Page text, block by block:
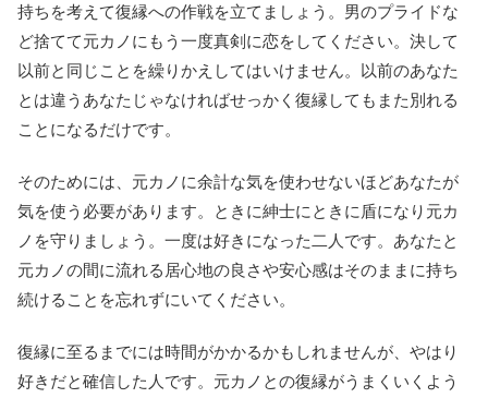
持ちを考えて復縁への作戦を立てましょう。男のプライドな
ど捨てて元カノにもう一度真剣に恋をしてください。決して
以前と同じことを繰りかえしてはいけません。以前のあなた
とは違うあなたじゃなければせっかく復縁してもまた別れる
ことになるだけです。
そのためには、元カノに余計な気を使わせないほどあなたが
気を使う必要があります。ときに紳士にときに盾になり元カ
ノを守りましょう。一度は好きになった二人です。あなたと
元カノの間に流れる居心地の良さや安心感はそのままに持ち
続けることを忘れずにいてください。
復縁に至るまでには時間がかかるかもしれませんが、やはり
好きだと確信した人です。元カノとの復縁がうまくいくよう